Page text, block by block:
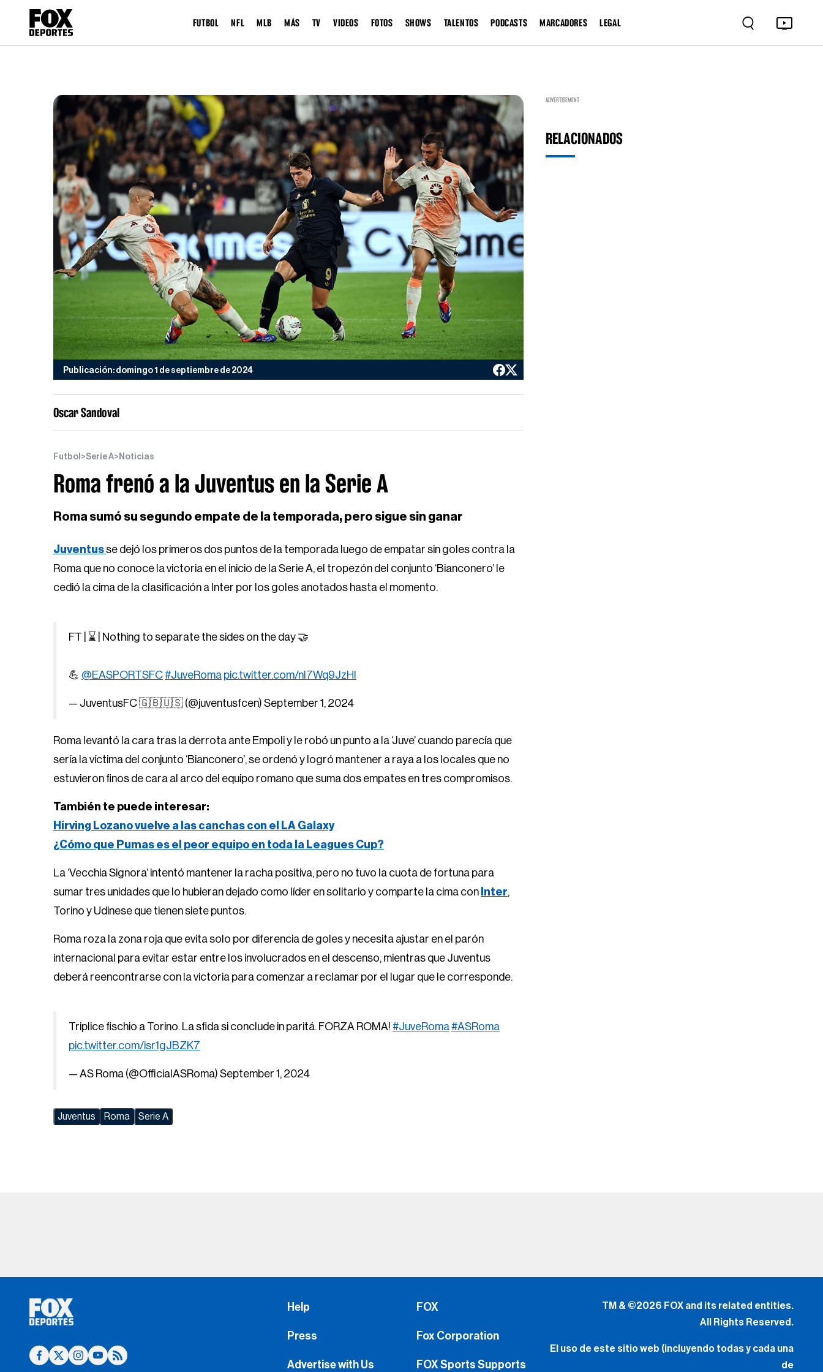
FUTBOL NFL MLB MÁS TV VIDEOS FOTOS SHOWS TALENTOS PODCASTS MARCADORES LEGAL
Publicación: domingo 1 de septiembre de 2024
Oscar Sandoval
Futbol >Serie A> Noticias
Roma frenó a la Juventus en la Serie A
Roma sumó su segundo empate de la temporada, pero sigue sin ganar
Juventusse dejó los primeros dos puntos de la temporada luego de empatar sin goles contra la
Roma que no conoce la victoria en el inicio de la Serie A, el tropezón del conjunto ‘Bianconero’ le
cedió la cima de la clasificación a Inter por los goles anotados hasta el momento.
FT | ⌛️ | Nothing to separate the sides on the day 🤝
💪 @EASPORTSFC#JuveRoma pic.twitter.com/nI7Wq9JzHl
— JuventusFC 🇬🇧🇺🇸 (@juventusfcen) September 1, 2024
Roma levantó la cara tras la derrota ante Empoli y le robó un punto a la ‘Juve’ cuando parecía que
sería la víctima del conjunto ‘Bianconero’, se ordenó y logró mantener a raya a los locales que no
estuvieron finos de cara al arco del equipo romano que suma dos empates en tres compromisos.
También te puede interesar:
Hirving Lozano vuelve a las canchas con el LA Galaxy
¿Cómo que Pumas es el peor equipo en toda la Leagues Cup?
La ‘Vecchia Signora’ intentó mantener la racha positiva, pero no tuvo la cuota de fortuna para
sumar tres unidades que lo hubieran dejado como líder en solitario y comparte la cima con Inter,
Torino y Udinese que tienen siete puntos.
Roma roza la zona roja que evita solo por diferencia de goles y necesita ajustar en el parón
internacional para evitar estar entre los involucrados en el descenso, mientras que Juventus
deberá reencontrarse con la victoria para comenzar a reclamar por el lugar que le corresponde.
Triplice fischio a Torino. La sfida si conclude in paritá. FORZA ROMA! #JuveRoma#ASRoma
pic.twitter.com/isr1gJBZK7
— AS Roma (@OfficialASRoma) September 1, 2024
Juventus Roma Serie A
ADVERTISEMENT
RELACIONADOS
Help
Press
Advertise with Us
FOX
Fox Corporation
FOX Sports Supports
TM & ©2026 FOX and its related entities.
All Rights Reserved.
El uso de este sitio web (incluyendo todas y cada una
de